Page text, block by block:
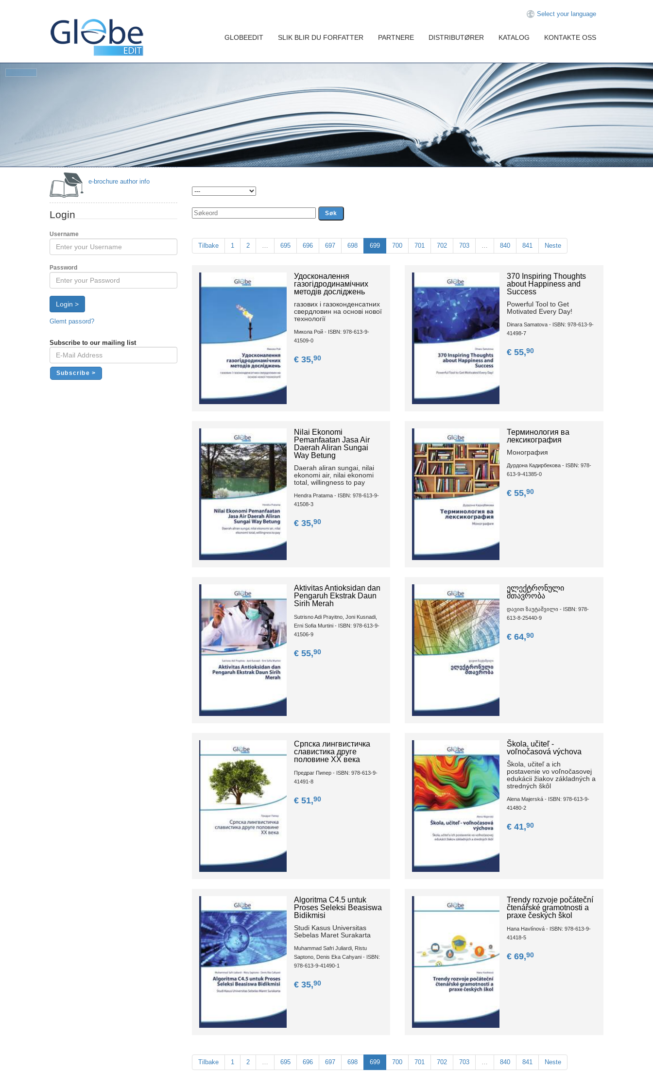
Select your language
GLOBEEDIT SLIK BLIR DU FORFATTER PARTNERE DISTRIBUTØRER KATALOG KONTAKTE OSS
e-brochure author info
Login
Username
Password
Login >
Glemt passord?
Subscribe to our mailing list
Tilbake 1 2 … 695 696 697 698 699 700 701 702 703 … 840 841 Neste
Удосконалення
газогідродинамічних
методів досліджень
газових i газоконденсатних
свердловин на основі нової
технології
Микола Рой - ISBN: 978-613-9-
41509-0
€ 35,90
370 Inspiring Thoughts
about Happiness and
Success
Powerful Tool to Get
Motivated Every Day!
Dinara Samatova - ISBN: 978-613-9-
41498-7
€ 55,90
Nilai Ekonomi
Pemanfaatan Jasa Air
Daerah Aliran Sungai
Way Betung
Daerah aliran sungai, nilai
ekonomi air, nilai ekonomi
total, willingness to pay
Hendra Pratama - ISBN: 978-613-9-
41508-3
€ 35,90
Терминология ва
лексикография
Монография
Дурдона Кадирбекова - ISBN: 978-
613-9-41385-0
€ 55,90
Aktivitas Antioksidan dan
Pengaruh Ekstrak Daun
Sirih Merah
Sutrisno Adi Prayitno, Joni Kusnadi,
Erni Sofia Murtini - ISBN: 978-613-9-
41506-9
€ 55,90
ელექტრონული
მთავრობა
დავით ზაუტაშვილი - ISBN: 978-
613-8-25440-9
€ 64,90
Српска лингвистичка
славистика друге
половине ХХ века
Предраг Пипер - ISBN: 978-613-9-
41491-8
€ 51,90
Škola, učiteľ -
voľnočasová výchova
Škola, učiteľ a ich
postavenie vo voľnočasovej
edukácii žiakov základných a
stredných škôl
Alena Majerská - ISBN: 978-613-9-
41480-2
€ 41,90
Algoritma C4.5 untuk
Proses Seleksi Beasiswa
Bidikmisi
Studi Kasus Universitas
Sebelas Maret Surakarta
Muhammad Safri Juliardi, Ristu
Saptono, Denis Eka Cahyani - ISBN:
978-613-9-41490-1
€ 35,90
Trendy rozvoje počáteční
čtenářské gramotnosti a
praxe českých škol
Hana Havlínová - ISBN: 978-613-9-
41418-5
€ 69,90
Tilbake 1 2 … 695 696 697 698 699 700 701 702 703 … 840 841 Neste